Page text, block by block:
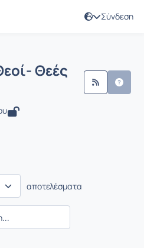
Σύνδεση
& Θεοί- Θεές
Θεές
αποτελέσματα